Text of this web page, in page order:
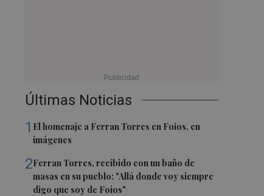
Últimas Noticias
1 El homenaje a Ferran Torres en Foios, en
imágenes
2Ferran Torres, recibido con un baño de
masas en su pueblo: "Allá donde voy siempre
digo que soy de Foios"